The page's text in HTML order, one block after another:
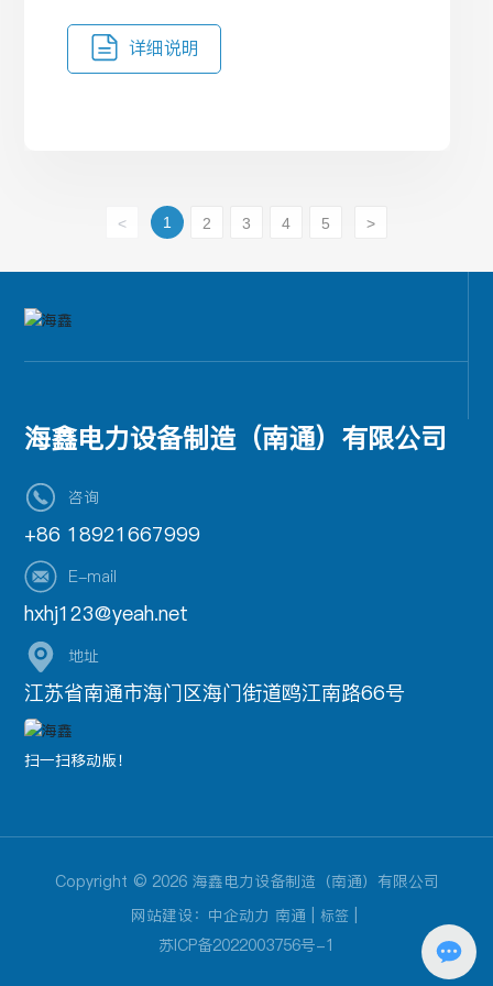
详细说明
< 1 2 3 4 5 >
海鑫电力设备制造（南通）有限公司
咨询
+86 18921667999
E-mail
hxhj123@yeah.net
地址
江苏省南通市海门区海门街道鸥江南路66号
扫一扫移动版！
Copyright © 2026 海鑫电力设备制造（南通）有限公司
网站建设： 中企动力 南通| 标签|
苏ICP备2022003756号-1